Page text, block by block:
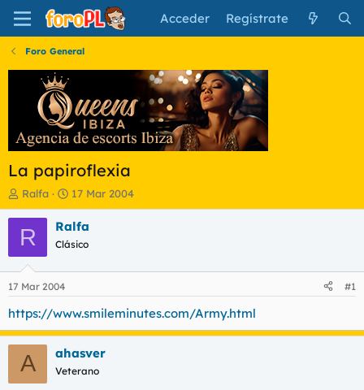
Acceder Regístrate
Foro General
La papiroflexia
I
n
i
c
a
d
o
r
d
e
t
e
Ralfa
F
e
c
a
i
n
c
i
o
17 Mar 2004
R Ralfa
Clásico
17 Mar 2004 #1
https://www.smileminutes.com/Army.html
A ahasver
Veterano